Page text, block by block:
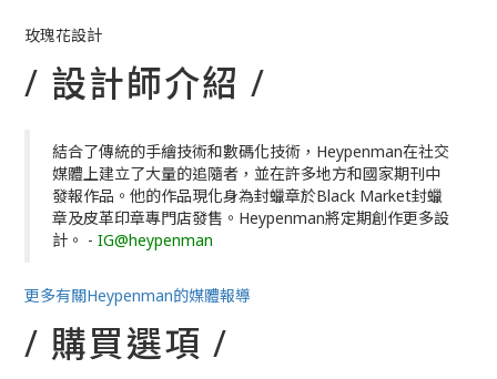
玫瑰花設計
/ 設計師介紹 /
結合了傳統的手繪技術和數碼化技術，Heypenman在社交
媒體上建立了大量的追隨者，並在許多地方和國家期刊中
發報作品。他的作品現化身為封蠟章於Black Market封蠟
章及皮革印章專門店發售。Heypenman將定期創作更多設
計。 - IG@heypenman
更多有關Heypenman的媒體報導
/ 購買選項 /